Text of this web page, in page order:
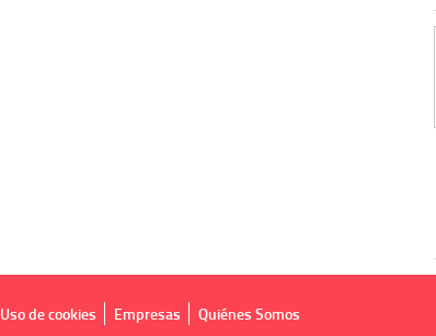
Uso de cookies Empresas Quiénes Somos